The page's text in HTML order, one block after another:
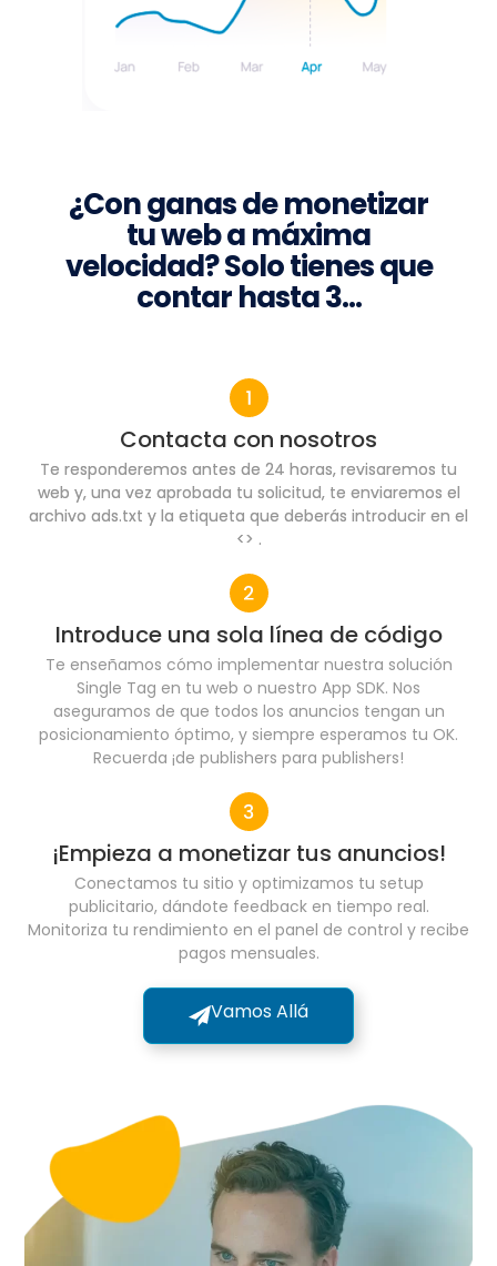
¿Con ganas de monetizar
tu web a máxima
velocidad? Solo tienes que
contar hasta 3…
Contacta con nosotros
Te responderemos antes de 24 horas, revisaremos tu
web y, una vez aprobada tu solicitud, te enviaremos el
archivo ads.txt y la etiqueta que deberás introducir en el
<> .
Introduce una sola línea de código
Te enseñamos cómo implementar nuestra solución
Single Tag en tu web o nuestro App SDK. Nos
aseguramos de que todos los anuncios tengan un
posicionamiento óptimo, y siempre esperamos tu OK.
Recuerda ¡de publishers para publishers!
¡Empieza a monetizar tus anuncios!
Conectamos tu sitio y optimizamos tu setup
publicitario, dándote feedback en tiempo real.
Monitoriza tu rendimiento en el panel de control y recibe
pagos mensuales.
Vamos Allá